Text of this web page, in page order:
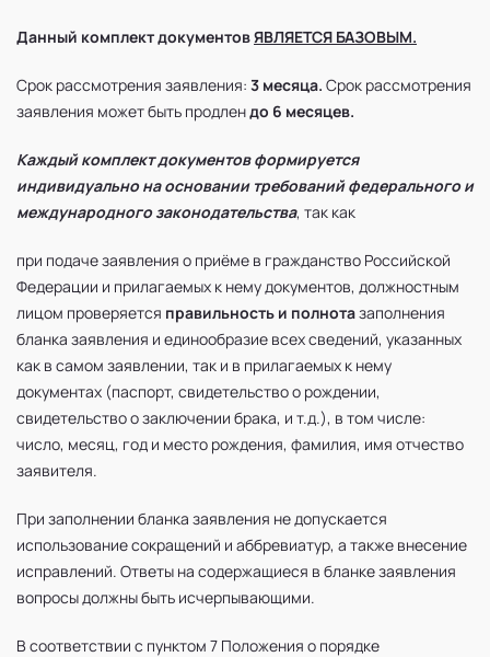
Данный комплект документовЯВЛЯЕТСЯ БАЗОВЫМ.
Срок рассмотрения заявления: 3 месяца. Срок рассмотрения
заявления может быть продлендо 6 месяцев.
Каждый комплект документов формируется
индивидуально на основании требований федерального и
международного законодательства, так как
при подаче заявления о приёме в гражданство Российской
Федерации и прилагаемых к нему документов, должностным
лицом проверяется правильность и полнотазаполнения
бланка заявления и единообразие всех сведений, указанных
как в самом заявлении, так и в прилагаемых к нему
документах (паспорт, свидетельство о рождении,
свидетельство о заключении брака, и т.д.), в том числе:
число, месяц, год и место рождения, фамилия, имя отчество
заявителя.
При заполнении бланка заявления не допускается
использование сокращений и аббревиатур, а также внесение
исправлений. Ответы на содержащиеся в бланке заявления
вопросы должны быть исчерпывающими.
В соответствии с пунктом 7 Положения о порядке